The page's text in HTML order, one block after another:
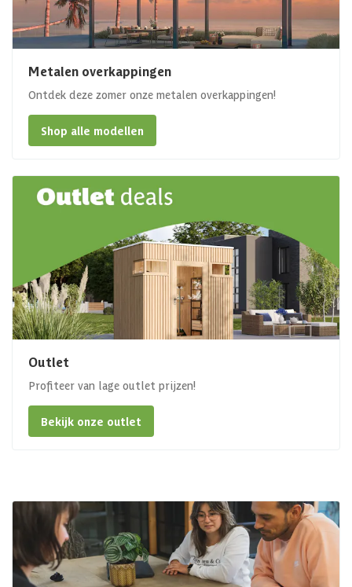
Metalen overkappingen
Ontdek deze zomer onze metalen overkappingen!
Shop alle modellen
Outlet
Profiteer van lage outlet prijzen!
Bekijk onze outlet